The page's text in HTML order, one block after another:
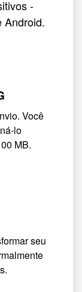
-
Android.
Você
lo
MB.
seu